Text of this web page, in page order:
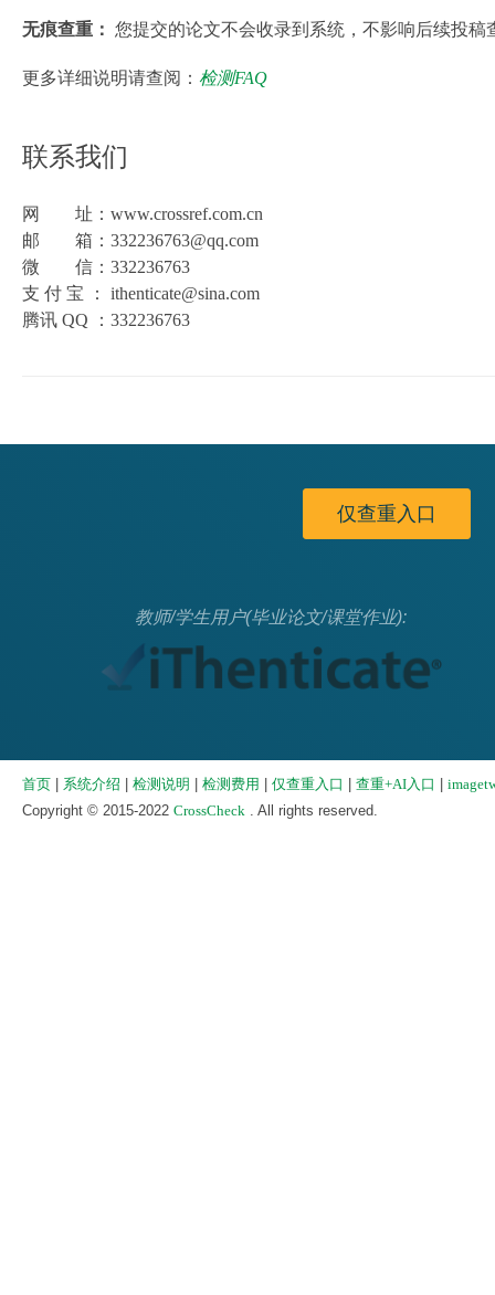
无痕查重： 您提交的论文不会收录到系统，不影响后续投
更多详细说明请查阅： 检测FAQ
联系我们
网 址：www.crossref.com.cn
邮 箱：332236763@qq.com
微 信：332236763
支 付 宝 ： ithenticate@sina.com
腾讯 QQ ：332236763
仅查重入口
教师/学生用户(毕业论文/课堂作业):
首页 | 系统介绍 | 检测说明 | 检测费用 | 仅查重入口 | 查重+AI入口 |
Copyright © 2015-2022 CrossCheck . All rights reserved.